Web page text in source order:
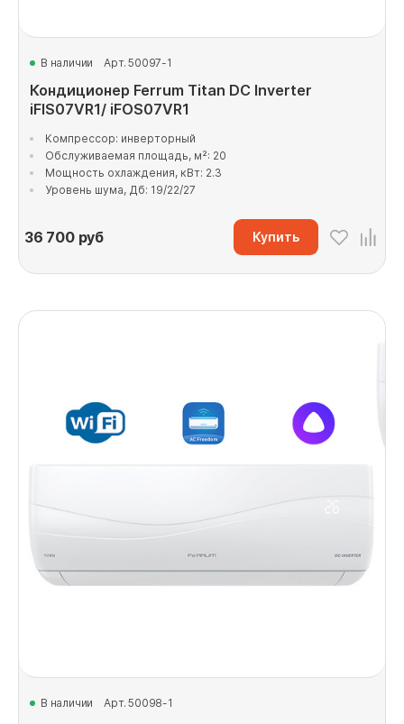
В наличии Арт. 50097-1
Кондиционер Ferrum Titan DC Inverter
iFIS07VR1/ iFOS07VR1
Компрессор: инверторный
Обслуживаемая площадь, м²: 20
Мощность охлаждения, кВт: 2.3
Уровень шума, Дб: 19/22/27
36 700руб Купить
В наличии Арт. 50098-1